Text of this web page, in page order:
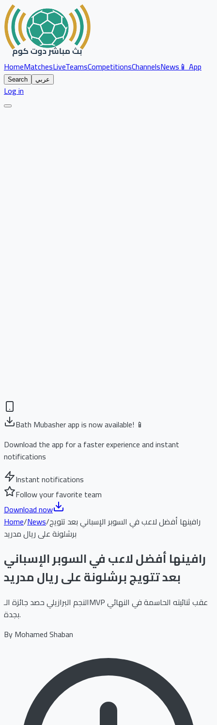
HomeMatchesLiveTeamsCompetitionsChannelsNews📱 App
Search عربي
Log in
Bath Mubasher app is now available! 📱
Download the app for a faster experience and instant
notifications
Instant notifications
Follow your favorite team
Download now
Home/News/رافينها أفضل لاعب في السوبر الإسباني بعد تتويج
برشلونة على ريال مدريد
رافينها أفضل لاعب في السوبر الإسباني
بعد تتويج برشلونة على ريال مدريد
النجم البرازيلي حصد جائزة الـMVP عقب ثنائيته الحاسمة في النهائي
بجدة.
ByMohamed Shaban